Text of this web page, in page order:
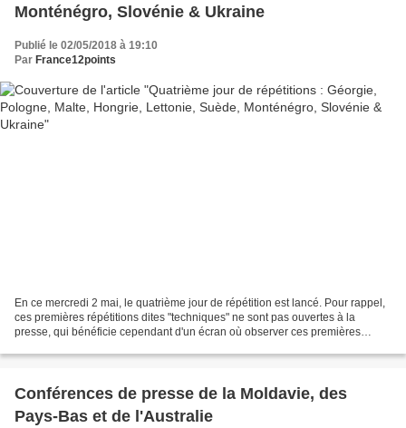
Monténégro, Slovénie & Ukraine
Publié le 02/05/2018 à 19:10
Par France12points
En ce mercredi 2 mai, le quatrième jour de répétition est lancé. Pour rappel,
ces premières répétitions dites "techniques" ne sont pas ouvertes à la
presse, qui bénéficie cependant d'un écran où observer ces premières
Conférences de presse de la Moldavie, des
Pays-Bas et de l'Australie